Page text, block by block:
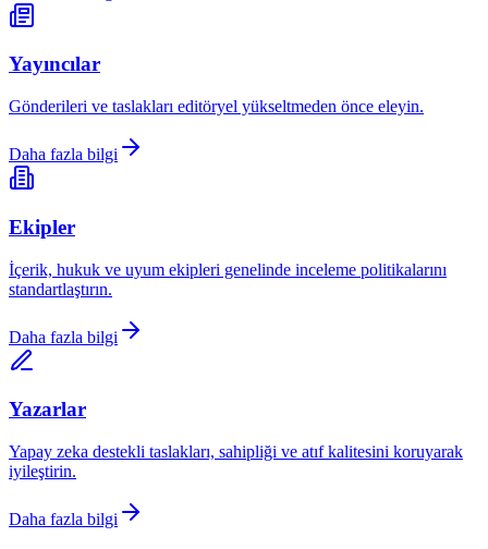
Yayıncılar
Gönderileri ve taslakları editöryel yükseltmeden önce eleyin.
Daha fazla bilgi
Ekipler
İçerik, hukuk ve uyum ekipleri genelinde inceleme politikalarını
standartlaştırın.
Daha fazla bilgi
Yazarlar
Yapay zeka destekli taslakları, sahipliği ve atıf kalitesini koruyarak
iyileştirin.
Daha fazla bilgi